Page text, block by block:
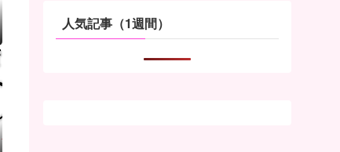
人気記事（1週間）